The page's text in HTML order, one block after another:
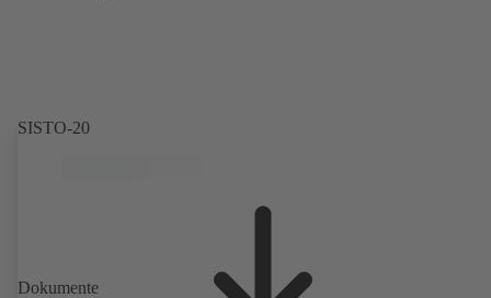
SISTO-20
Dokumente